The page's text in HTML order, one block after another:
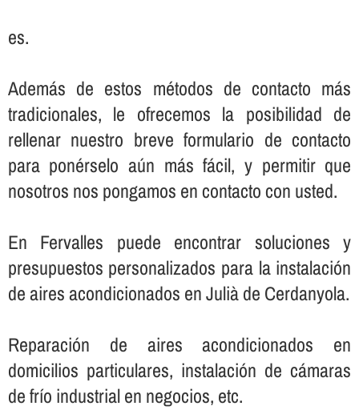
es.
Además de estos métodos de contacto más
tradicionales, le ofrecemos la posibilidad de
rellenar nuestro breve formulario de contacto
para ponérselo aún más fácil, y permitir que
nosotros nos pongamos en contacto con usted.
En Fervalles puede encontrar soluciones y
presupuestos personalizados para la instalación
de aires acondicionados en Julià de Cerdanyola.
Reparación de aires acondicionados en
domicilios particulares, instalación de cámaras
de frí­o industrial en negocios, etc.